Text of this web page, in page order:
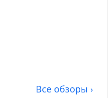
Все обзоры ›